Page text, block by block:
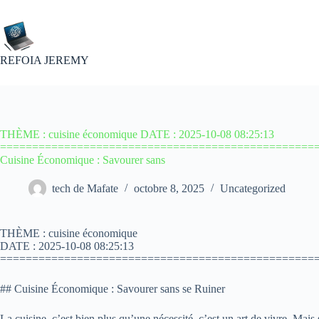
contenu
REFOIA JEREMY
THÈME : cuisine économique DATE : 2025-10-08 08:25:13
Cuisine Économique : Savourer sans
tech de Mafate octobre 8, 2025 Uncategorized
THÈME : cuisine économique
DATE : 2025-10-08 08:25:13
## Cuisine Économique : Savourer sans se Ruiner